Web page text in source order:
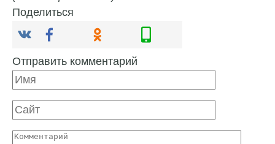
Поделиться
Отправить комментарий
Имя
Сайт
Комментарий